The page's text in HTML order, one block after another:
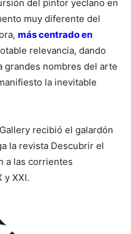
del pintor yeclano en
muy diferente del
más centrado en
relevancia, dando
grandes nombres del arte
la inevitable
recibió el galardón
la revista Descubrir el
a las corrientes
y XXI.